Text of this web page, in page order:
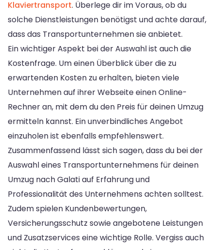
Klaviertransport. Überlege dir im Voraus, ob du
solche Dienstleistungen benötigst und achte darauf,
dass das Transportunternehmen sie anbietet.
Ein wichtiger Aspekt bei der Auswahl ist auch die
Kostenfrage. Um einen Überblick über die zu
erwartenden Kosten zu erhalten, bieten viele
Unternehmen auf ihrer Webseite einen Online-
Rechner an, mit dem du den Preis für deinen Umzug
ermitteln kannst. Ein unverbindliches Angebot
einzuholen ist ebenfalls empfehlenswert.
Zusammenfassend lässt sich sagen, dass du bei der
Auswahl eines Transportunternehmens für deinen
Umzug nach Galati auf Erfahrung und
Professionalität des Unternehmens achten solltest.
Zudem spielen Kundenbewertungen,
Versicherungsschutz sowie angebotene Leistungen
und Zusatzservices eine wichtige Rolle. Vergiss auch